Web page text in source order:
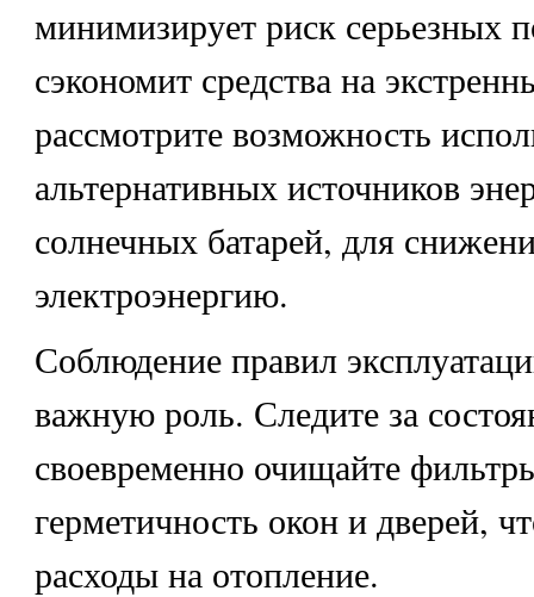
минимизирует риск серьезных
сэкономит средства на
рассмотрите возможность
альтернативных источников
солнечных батарей, для
электроэнергию.
Соблюдение правил
важную роль. Следите за
своевременно очищайте
герметичность окон и дверей,
расходы на отопление.